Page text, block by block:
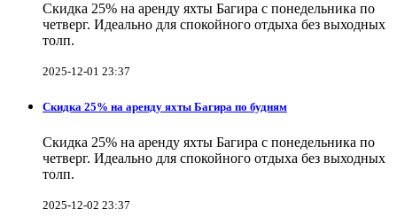
Скидка 25% на аренду яхты Багира с понедельника по
четверг. Идеально для спокойного отдыха без выходных
толп.
2025-12-01 23:37
Скидка 25% на аренду яхты Багира по будням
Скидка 25% на аренду яхты Багира с понедельника по
четверг. Идеально для спокойного отдыха без выходных
толп.
2025-12-02 23:37